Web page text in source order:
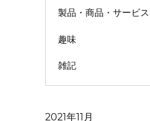
製品・商品・サービス
趣味
雑記
2021年11月